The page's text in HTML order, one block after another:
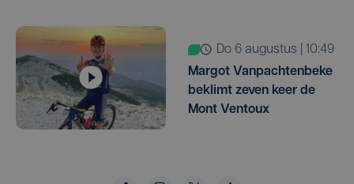
do 6 augustus | 10:49
Margot Vanpachtenbeke
beklimt zeven keer de
Mont Ventoux